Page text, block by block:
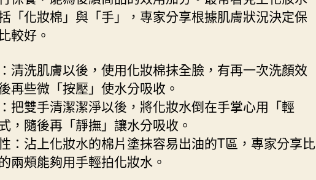
「化妝棉」與「手」，專家分享根據肌膚狀況決定保
較好。
清洗肌膚以後，使用化妝棉抹全臉，有再一次洗顏效
再些微「按壓」使水分吸收。
把雙手清潔潔淨以後，將化妝水倒在手掌心用「輕
，隨後再「靜撫」讓水分吸收。
：沾上化妝水的棉片塗抹容易出油的T區，專家分享比
兩頰能夠用手輕拍化妝水。